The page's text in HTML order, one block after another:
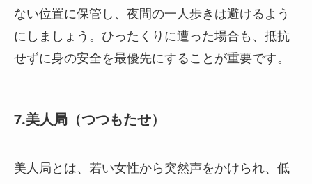
ない位置に保管し、夜間の一人歩きは避けるよう
にしましょう。ひったくりに遭った場合も、抵抗
せずに身の安全を最優先にすることが重要です。
7.美人局（つつもたせ）
美人局とは、若い女性から突然声をかけられ、低